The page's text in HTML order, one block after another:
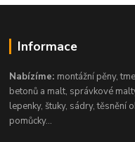
Informace
Nabízíme: montážní pěny,
betonů a malt, správkové
lepenky, štuky, sádry, těsnění
pomůcky...